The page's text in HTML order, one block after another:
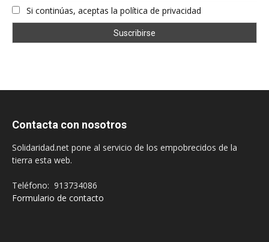
Si continúas, aceptas la política de privacidad
Contacta con nosotros
Solidaridad.net pone al servicio de los empobrecidos de la
tierra esta web.
Teléfono: 913734086
Formulario de contacto